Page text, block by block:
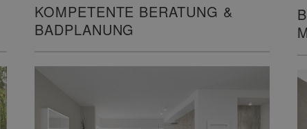
KOMPETENTE BERATUNG &
BADPLANUNG